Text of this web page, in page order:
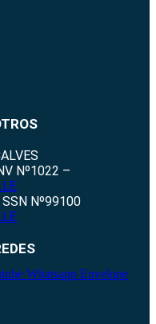
Nº1022 –
Nº99100
Whatsapp Envelope